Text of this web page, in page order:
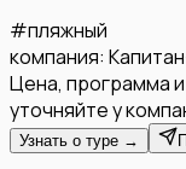
#пляжный
компания:
Цена, программа
уточняйте у
Узнать о туре →